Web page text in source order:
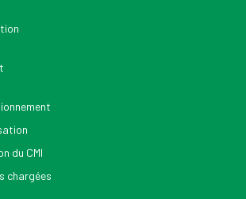
du CMI
chargées